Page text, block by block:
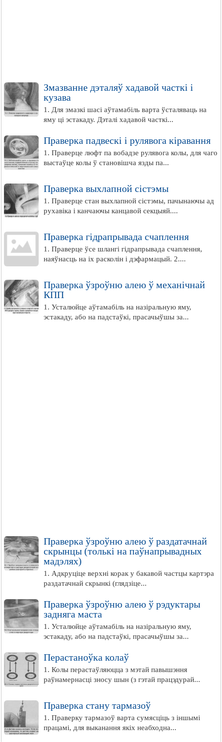
Змазванне дэталяў хадавой часткі і
кузава
1. Для змазкі шасі аўтамабіль варта ўсталяваць на
яму ці эстакаду. Дэталі хадавой часткі...
Праверка падвескі і рулявога кіравання
1. Праверце люфт па вобадзе рулявога колы, для чаго
выстаўце колы ў становішча язды па...
Праверка выхлапной сістэмы
1. Праверце стан выхлапной сістэмы, пачынаючы ад
рухавіка і канчаючы канцавой секцыяй....
Праверка гідрапрывада счаплення
1. Праверце ўсе шлангі гідрапрывада счаплення,
наяўнасць на іх расколін і дэфармацый. 2....
Праверка ўзроўню алею ў механічнай
КПП
1. Усталюйце аўтамабіль на назіральную яму,
эстакаду, або на падстаўкі, прасачыўшы за...
Праверка ўзроўню алею ў раздатачнай
скрынцы (толькі на паўнапрывадных
мадэлях)
1. Адкруціце верхні корак у бакавой частцы картэра
раздатачнай скрынкі (глядзіце...
Праверка ўзроўню алею ў рэдуктары
задняга маста
1. Усталюйце аўтамабіль на назіральную яму,
эстакаду, або на падстаўкі, прасачыўшы за...
Перастаноўка колаў
1. Колы перастаўляюцца з мэтай павышэння
раўнамернасці зносу шын (з гэтай працэдурай...
Праверка стану тармазоў
1. Праверку тармазоў варта сумясціць з іншымі
працамі, для выканання якіх неабходна...